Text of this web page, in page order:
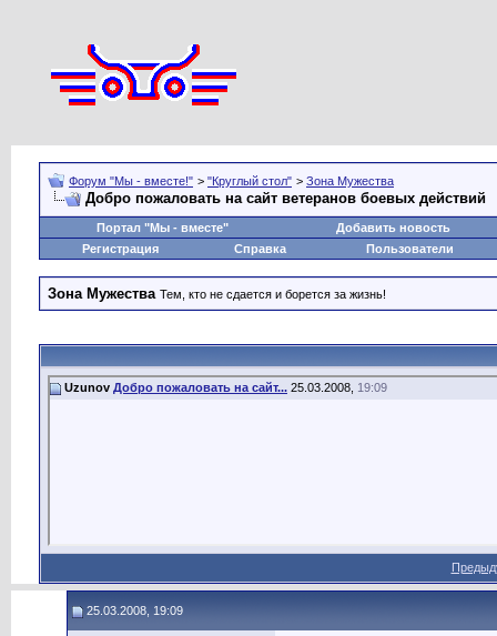
Форум "Мы - вместе!" > "Круглый стол" > Зона Мужества
Добро пожаловать на сайт ветеранов боевых действий
Портал "Мы - вместе"
Добавить новость
Регистрация
Справка Пользователи
Зона Мужества Тем, кто не сдается и борется за жизнь!
Uzunov Добро пожаловать на сайт... 25.03.2008, 19:09
25.03.2008, 19:09